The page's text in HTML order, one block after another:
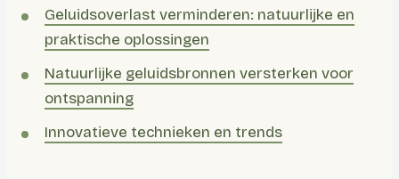
Geluidsoverlast verminderen: natuurlijke en
praktische oplossingen
Natuurlijke geluidsbronnen versterken voor
ontspanning
Innovatieve technieken en trends